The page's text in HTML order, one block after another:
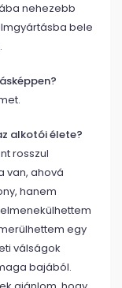
nehezebb
bele
alkotói élete?
rosszul
van, ahová
hanem
egy
válságok
bajából.